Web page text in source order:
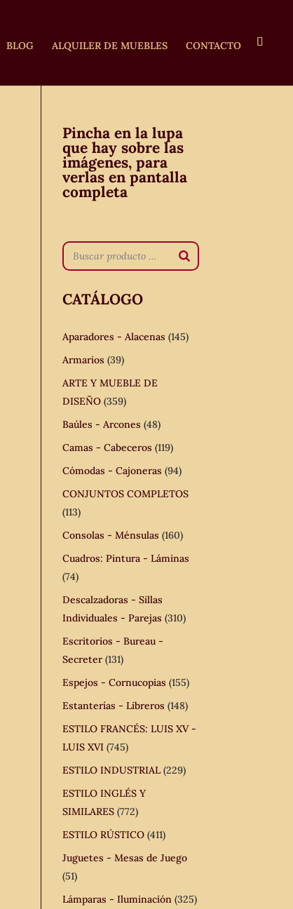
BLOG ALQUILER DE MUEBLES CONTACTO
Pincha en la lupa
que hay sobre las
imágenes, para
verlas en pantalla
completa
CATÁLOGO
Aparadores - Alacenas (145)
Armarios (39)
ARTE Y MUEBLE DE
DISEÑO (359)
Baúles - Arcones (48)
Camas - Cabeceros (119)
Cómodas - Cajoneras (94)
CONJUNTOS COMPLETOS
(113)
Consolas - Ménsulas (160)
Cuadros: Pintura - Láminas
(74)
Descalzadoras - Sillas
Individuales - Parejas (310)
Escritorios - Bureau -
Secreter (131)
Espejos - Cornucopias (155)
Estanterías - Libreros (148)
ESTILO FRANCÉS: LUIS XV -
LUIS XVI (745)
ESTILO INDUSTRIAL (229)
ESTILO INGLÉS Y
SIMILARES (772)
ESTILO RÚSTICO (411)
Juguetes - Mesas de Juego
(51)
Lámparas - Iluminación (325)